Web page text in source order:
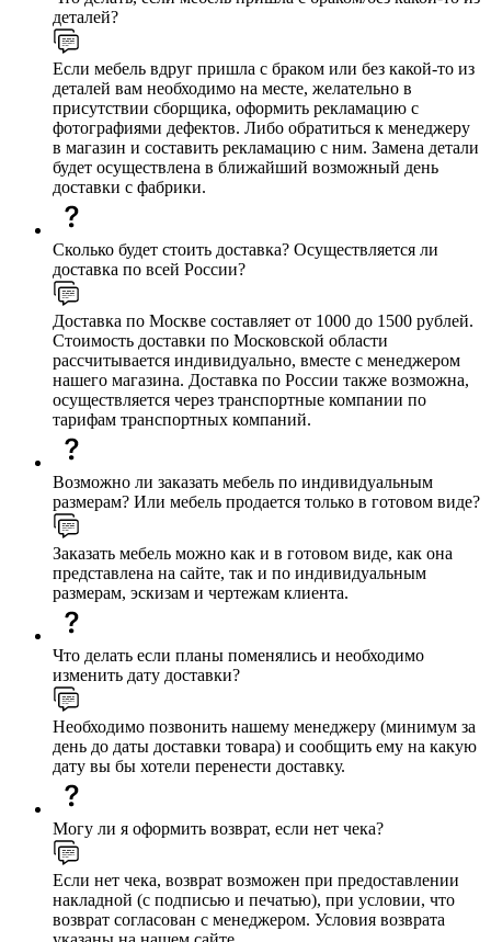
деталей?
Если мебель вдруг пришла с браком или без какой-то из
деталей вам необходимо на месте, желательно в
присутствии сборщика, оформить рекламацию с
фотографиями дефектов. Либо обратиться к менеджеру
в магазин и составить рекламацию с ним. Замена детали
будет осуществлена в ближайший возможный день
доставки с фабрики.
Сколько будет стоить доставка? Осуществляется ли
доставка по всей России?
Доставка по Москве составляет от 1000 до 1500 рублей.
Стоимость доставки по Московской области
рассчитывается индивидуально, вместе с менеджером
нашего магазина. Доставка по России также возможна,
осуществляется через транспортные компании по
тарифам транспортных компаний.
Возможно ли заказать мебель по индивидуальным
размерам? Или мебель продается только в готовом виде?
Заказать мебель можно как и в готовом виде, как она
представлена на сайте, так и по индивидуальным
размерам, эскизам и чертежам клиента.
Что делать если планы поменялись и необходимо
изменить дату доставки?
Необходимо позвонить нашему менеджеру (минимум за
день до даты доставки товара) и сообщить ему на какую
дату вы бы хотели перенести доставку.
Могу ли я оформить возврат, если нет чека?
Если нет чека, возврат возможен при предоставлении
накладной (с подписью и печатью), при условии, что
возврат согласован с менеджером. Условия возврата